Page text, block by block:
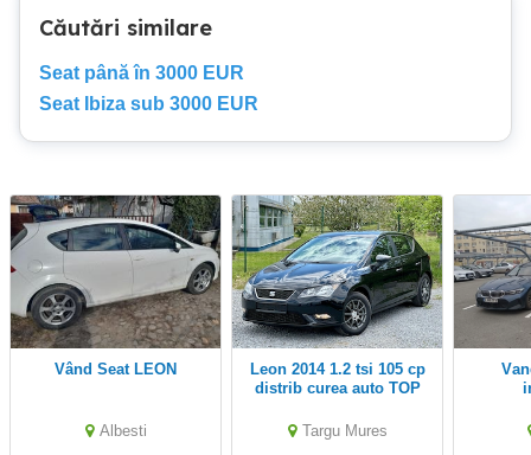
Căutări similare
Seat până în 3000 EUR
Seat Ibiza sub 3000 EUR
Vând Seat LEON
Albesti
Leon 2014 1.2 tsi 105 cp
distrib curea auto TOP
Targu Mures
Vand Seat Ibiza